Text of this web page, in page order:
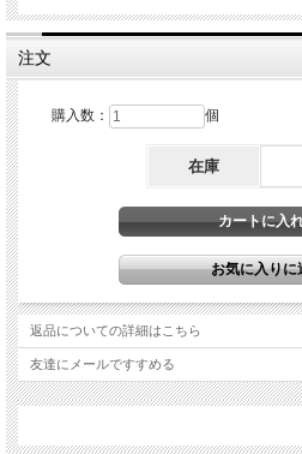
注文
購入数： 個
在庫
返品についての詳細はこちら
友達にメールですすめる